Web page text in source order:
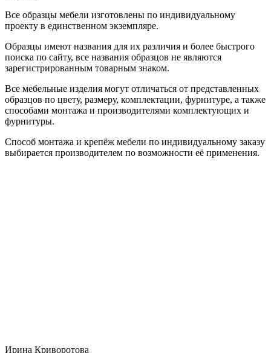
Все образцы мебели изготовлены по индивидуальному
проекту в единственном экземпляре.
Образцы имеют названия для их различия и более быстрого
поиска по сайту, все названия образцов не являются
зарегистрированным товарным знаком.
Все мебельные изделия могут отличаться от представленных
образцов по цвету, размеру, комплектации, фурнитуре, а также
способами монтажа и производителями комплектующих и
фурнитуры.
Способ монтажа и крепёж мебели по индивидуальному заказу
выбирается производителем по возможности её применения.
Ирина Криворотова